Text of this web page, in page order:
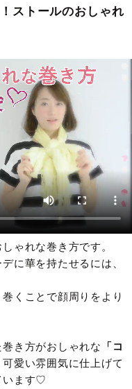
ストールのおしゃれ
ゃれな巻き方です。
に華を持たせるには、
くことで顔周りをより
き方がおしゃれな
「コ
可愛い雰囲気に仕上げて
います♡